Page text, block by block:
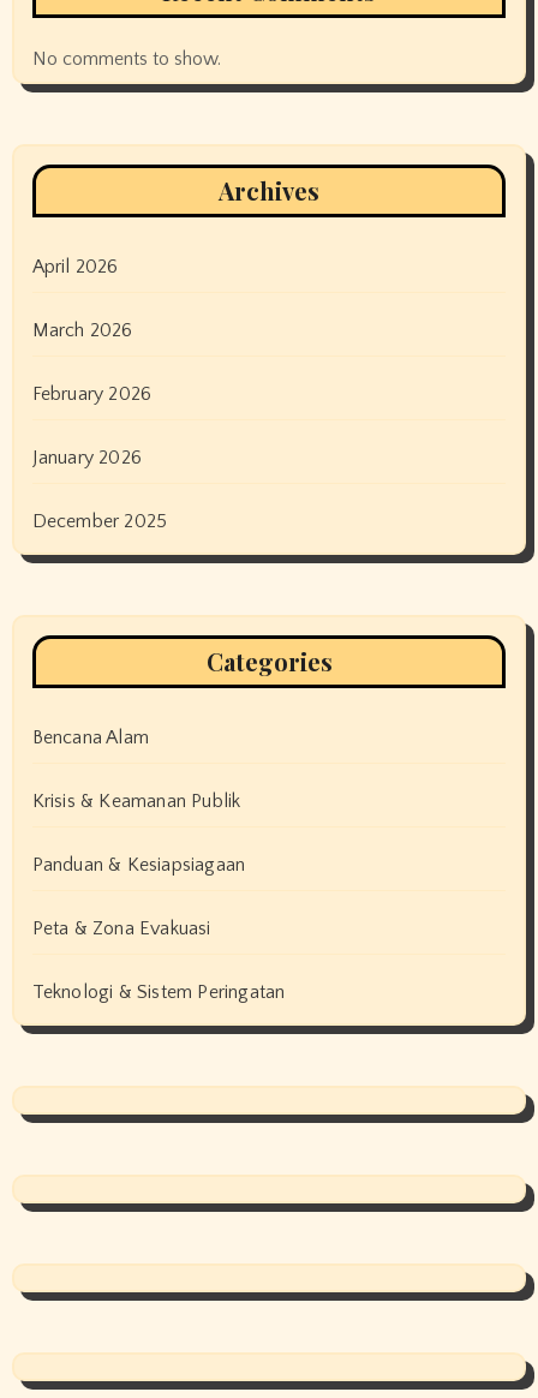
No comments to show.
Archives
April 2026
March 2026
February 2026
January 2026
December 2025
Categories
Bencana Alam
Krisis & Keamanan Publik
Panduan & Kesiapsiagaan
Peta & Zona Evakuasi
Teknologi & Sistem Peringatan